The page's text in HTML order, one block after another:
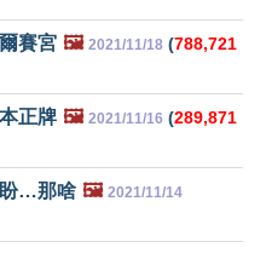
賽宮 🖼️ 2021/11/18 (788,721
正牌 🖼️ 2021/11/16 (289,871
盼…那啥 🖼️ 2021/11/14